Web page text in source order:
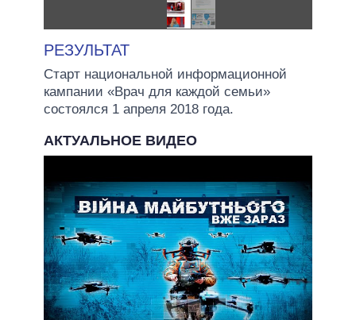
РЕЗУЛЬТАТ
Старт национальной информационной
кампании «Врач для каждой семьи»
состоялся 1 апреля 2018 года.
АКТУАЛЬНОЕ ВИДЕО